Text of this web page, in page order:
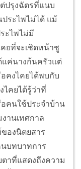
ปรุงฉัตรที่แนบ
ระไพไม่ได้ แม้
ะไพไม่มี
ยที่จะเชิดหน้าชู
แค่นางก้นครัวแต่
คงไคยได้พบกับ
ไคยได้รู้ว่าที่
คนใช้ประจำบ้าน
านเทศกาล
องนิตยสาร
นบทบาทการ
าที่แสดงถึงความ